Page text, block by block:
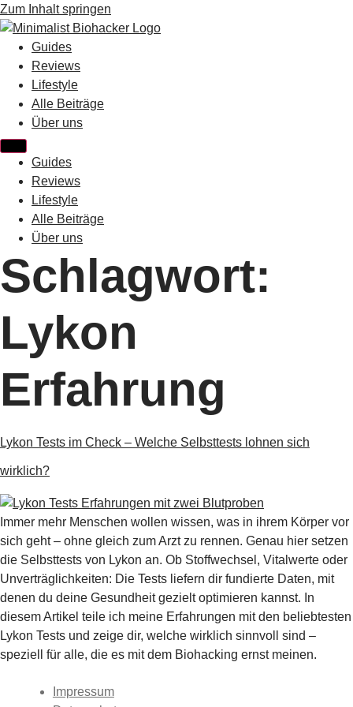
Zum Inhalt springen
Guides
Reviews
Lifestyle
Alle Beiträge
Über uns
Guides
Reviews
Lifestyle
Alle Beiträge
Über uns
Schlagwort:
Lykon
Erfahrung
Lykon Tests im Check – Welche Selbsttests lohnen sich
wirklich?
Immer mehr Menschen wollen wissen, was in ihrem Körper vor
sich geht – ohne gleich zum Arzt zu rennen. Genau hier setzen
die Selbsttests von Lykon an. Ob Stoffwechsel, Vitalwerte oder
Unverträglichkeiten: Die Tests liefern dir fundierte Daten, mit
denen du deine Gesundheit gezielt optimieren kannst. In
diesem Artikel teile ich meine Erfahrungen mit den beliebtesten
Lykon Tests und zeige dir, welche wirklich sinnvoll sind –
speziell für alle, die es mit dem Biohacking ernst meinen.
Impressum